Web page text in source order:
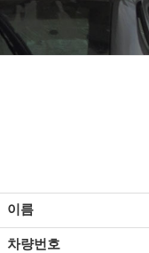
이름
차량번호